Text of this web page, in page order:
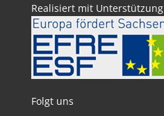
Realisiert mit Unterstützung
Folgt uns